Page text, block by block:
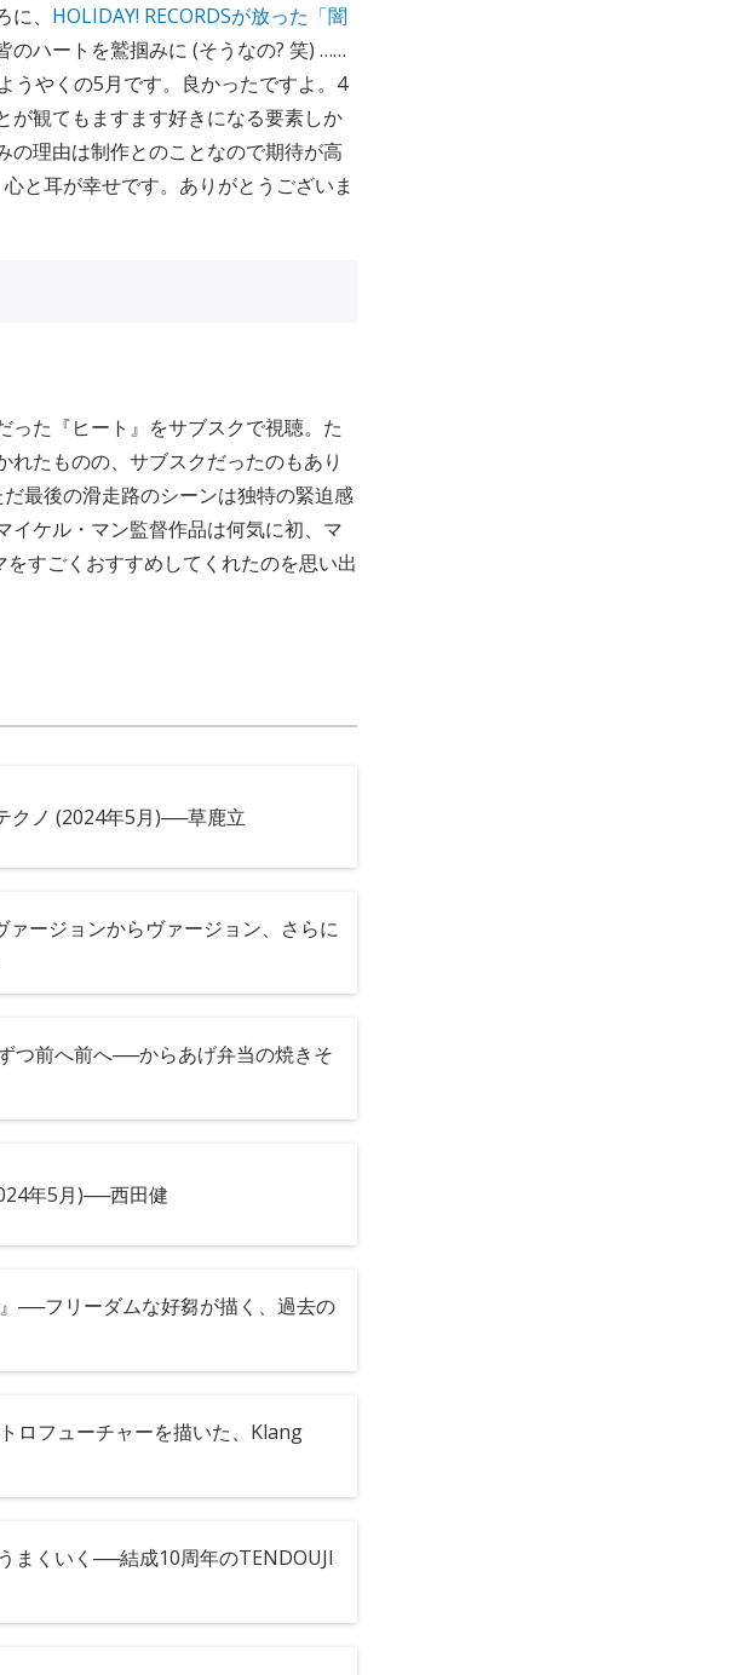
、 HOLIDAY! RECORDSが放った「闇
のハートを鷲掴みに (そうなの? 笑) ……
うやくの5月です。良かったですよ。4
が観てもますます好きになる要素しか
の理由は制作とのことなので期待が高
と耳が幸せです。ありがとうございま
った『ヒート』をサブスクで視聴。た
たものの、サブスクだったのもあり
最後の滑走路のシーンは独特の緊迫感
イケル・マン監督作品は何気に初、マ
すごくおすすめしてくれたのを思い出
クノ (2024年5月)──草鹿立
ァージョンからヴァージョン、さらに
つ前へ前へ──からあげ弁当の焼きそ
年5月)──西田健
──フリーダムな好芻が描く、過去の
ロフューチャーを描いた、Klang
まくいく──結成10周年のTENDOUJI